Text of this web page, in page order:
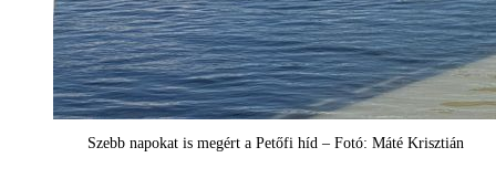
Szebb napokat is megért a Petőfi híd – Fotó: Máté Krisztián